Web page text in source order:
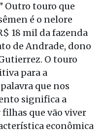
Outro touro que
é o nelore
18 mil da fazenda
de Andrade, dono
O touro
para a
que nos
significa a
que vão viver
econômica